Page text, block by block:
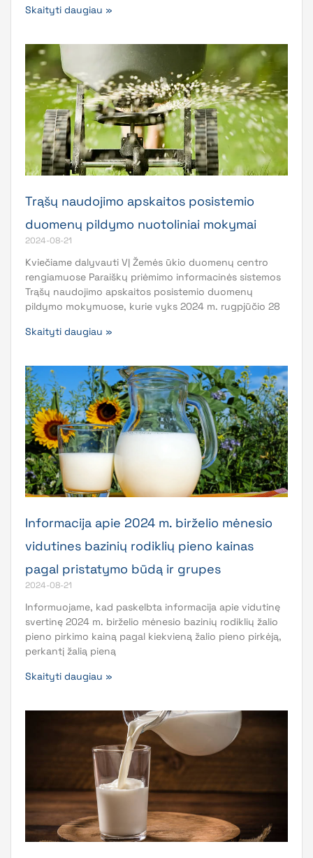
Skaityti daugiau »
Trąšų naudojimo apskaitos posistemio
duomenų pildymo nuotoliniai mokymai
2024-08-21
Kviečiame dalyvauti VĮ Žemės ūkio duomenų centro
rengiamuose Paraiškų priėmimo informacinės sistemos
Trąšų naudojimo apskaitos posistemio duomenų
pildymo mokymuose, kurie vyks 2024 m. rugpjūčio 28
Skaityti daugiau »
Informacija apie 2024 m. birželio mėnesio
vidutines bazinių rodiklių pieno kainas
pagal pristatymo būdą ir grupes
2024-08-21
Informuojame, kad paskelbta informacija apie vidutinę
svertinę 2024 m. birželio mėnesio bazinių rodiklių žalio
pieno pirkimo kainą pagal kiekvieną žalio pieno pirkėją,
perkantį žalią pieną
Skaityti daugiau »